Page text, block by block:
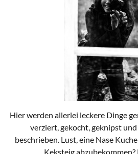
Hier werden allerlei leckere Dinge
verziert, gekocht, geknipst
beschrieben. Lust, eine Nase
Keksteig abzubekommen?